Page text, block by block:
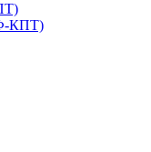
КПТ)